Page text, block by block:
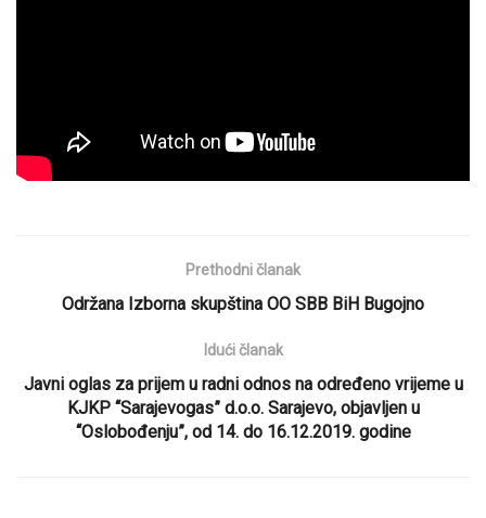
Prethodni članak
Održana Izborna skupština OO SBB BiH Bugojno
Idući članak
Javni oglas za prijem u radni odnos na određeno vrijeme u
KJKP “Sarajevogas” d.o.o. Sarajevo, objavljen u
“Oslobođenju”, od 14. do 16.12.2019. godine